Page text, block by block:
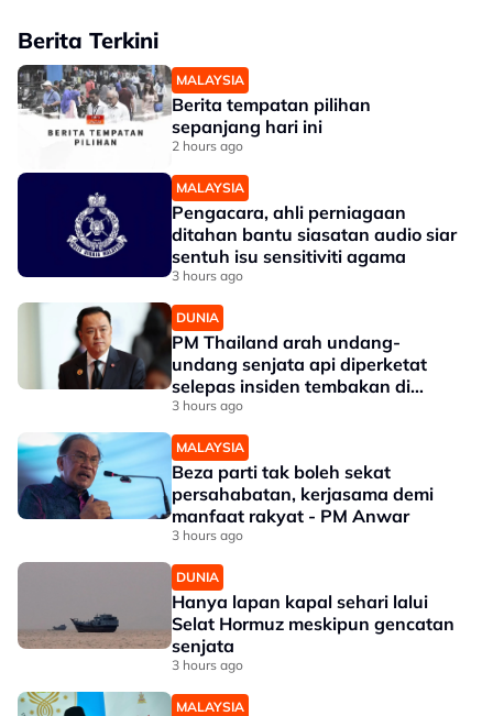
Berita Terkini
MALAYSIA
Berita tempatan pilihan
sepanjang hari ini
2 hours ago
MALAYSIA
Pengacara, ahli perniagaan
ditahan bantu siasatan audio siar
sentuh isu sensitiviti agama
3 hours ago
DUNIA
PM Thailand arah undang-
undang senjata api diperketat
selepas insiden tembakan di
sekolah
3 hours ago
MALAYSIA
Beza parti tak boleh sekat
persahabatan, kerjasama demi
manfaat rakyat - PM Anwar
3 hours ago
DUNIA
Hanya lapan kapal sehari lalui
Selat Hormuz meskipun gencatan
senjata
3 hours ago
MALAYSIA